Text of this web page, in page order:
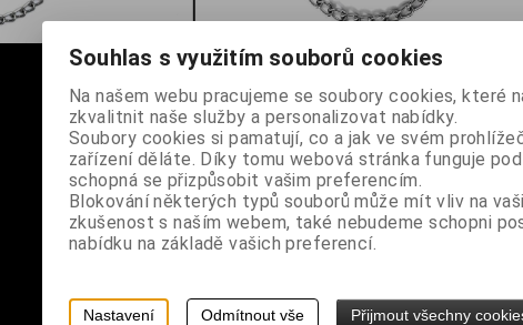
Souhlas s využitím souborů cookies
Na našem webu pracujeme se soubory cookies, které
zkvalitnit naše služby a personalizovat nabídky.
Soubory cookies si pamatují, co a jak ve svém
zařízení děláte. Díky tomu webová stránka funguje
schopná se přizpůsobit vašim preferencím.
Blokování některých typů souborů může mít vliv na
zkušenost s naším webem, také nebudeme schopni
nabídku na základě vašich preferencí.
Nastavení Odmítnout vše Přijmout všechny